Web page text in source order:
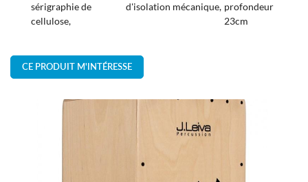
En cochant cette case, vous consentez à recevoir nos propositions commerciales à
sérigraphie de
cellulose,
d'isolation mécanique, profondeur
23cm
CE PRODUIT M'INTÉRESSE